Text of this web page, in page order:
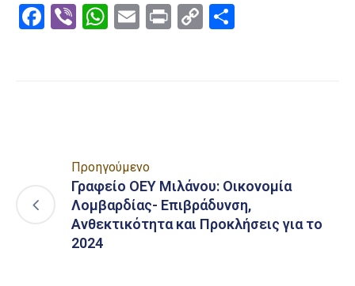
Facebook
ViberWhatsApp
EmailPrintCopy
Προηγούμενο
Γραφείο ΟΕΥ Μιλάνου: Οικονομία
Λομβαρδίας- Επιβράδυνση,
Ανθεκτικότητα και Προκλήσεις για το
2024